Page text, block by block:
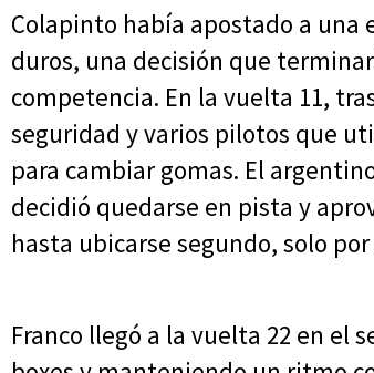
Colapinto había apostado a
duros, una decisión que
competencia. En la vuelta 11,
seguridad y varios pilotos que
para cambiar gomas. El
decidió quedarse en pista y
hasta ubicarse segundo, solo
Franco llegó a la vuelta 22 en el